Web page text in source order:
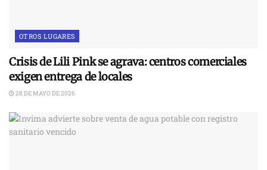
OTROS LUGARES
Crisis de Lili Pink se agrava: centros comerciales
exigen entrega de locales
28 DE MAYO DE 2026